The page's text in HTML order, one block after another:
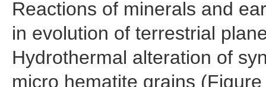
Reactions of minerals and
in evolution of terrestrial
Hydrothermal alteration of
micro hematite grains